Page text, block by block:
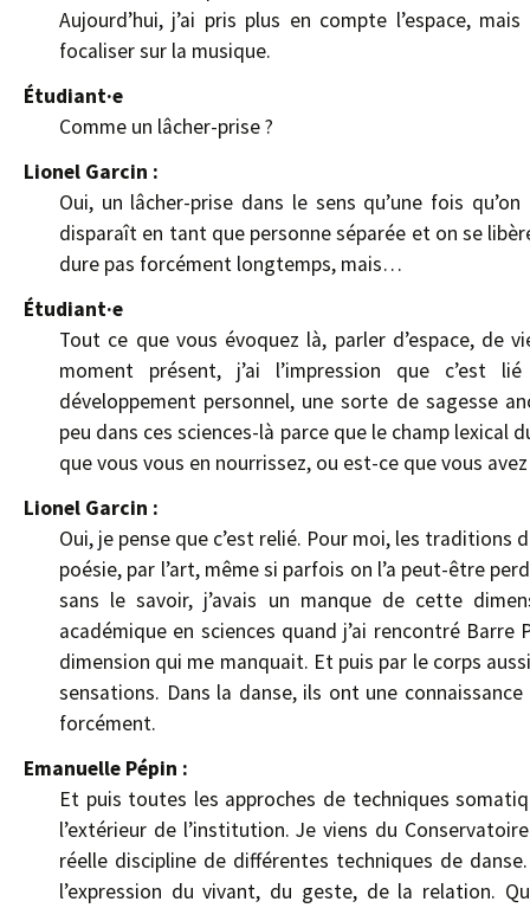
Aujourd’hui, j’ai pris plus en compte l’espace,
focaliser sur la musique.
Étudiant·e
Comme un lâcher-prise ?
Lionel Garcin :
Oui, un lâcher-prise dans le sens qu’une fois
disparaît en tant que personne séparée et on se
dure pas forcément longtemps, mais…
Étudiant·e
Tout ce que vous évoquez là, parler d’espace,
moment présent, j’ai l’impression que c’est
développement personnel, une sorte de sagesse
peu dans ces sciences-là parce que le champ
que vous vous en nourrissez, ou est-ce que vous
Lionel Garcin :
Oui, je pense que c’est relié. Pour moi, les
poésie, par l’art, même si parfois on l’a peut-être
sans le savoir, j’avais un manque de cette
académique en sciences quand j’ai rencontré
dimension qui me manquait. Et puis par le corps
sensations. Dans la danse, ils ont une
forcément.
Emanuelle Pépin :
Et puis toutes les approches de techniques
l’extérieur de l’institution. Je viens du
réelle discipline de différentes techniques de
l’expression du vivant, du geste, de la relation.